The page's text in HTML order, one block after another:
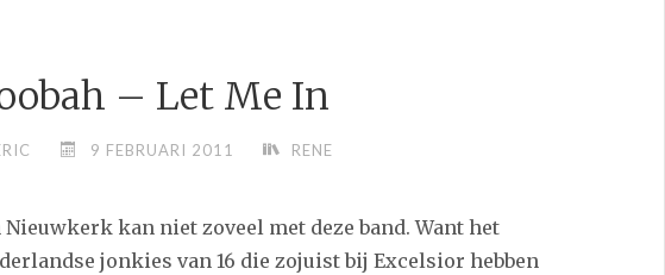
– Let Me In
9 FEBRUARI 2011 RENE
kan niet zoveel met deze band. Want het
jonkies van 16 die zojuist bij Excelsior hebben